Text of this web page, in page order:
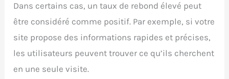
Dans certains cas, un taux de rebond élevé peut
être considéré comme positif. Par exemple, si votre
site propose des informations rapides et précises,
les utilisateurs peuvent trouver ce qu’ils cherchent
en une seule visite.